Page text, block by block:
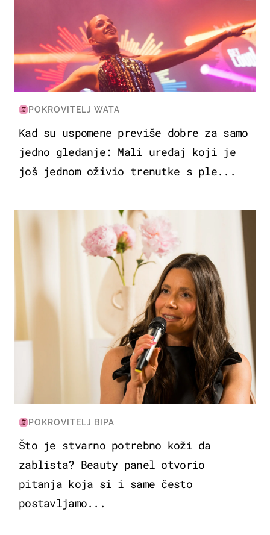
POKROVITELJ WATA
Kad su uspomene previše dobre za samo
jedno gledanje: Mali uređaj koji je
još jednom oživio trenutke s ple...
MODA & LJEPOTA
POKROVITELJ BIPA
Što je stvarno potrebno koži da
zablista? Beauty panel otvorio
pitanja koja si i same često
postavljamo...